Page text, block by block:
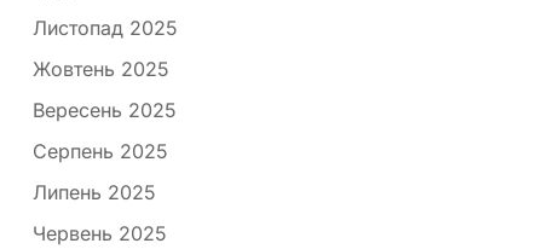
Листопад 2025
Жовтень 2025
Вересень 2025
Серпень 2025
Липень 2025
Червень 2025